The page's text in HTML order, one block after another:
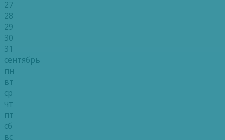
27
28
29
30
31
сентябрь
пн
вт
ср
чт
пт
сб
вс